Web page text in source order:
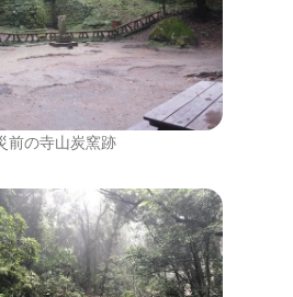
前の寺山炭窯跡